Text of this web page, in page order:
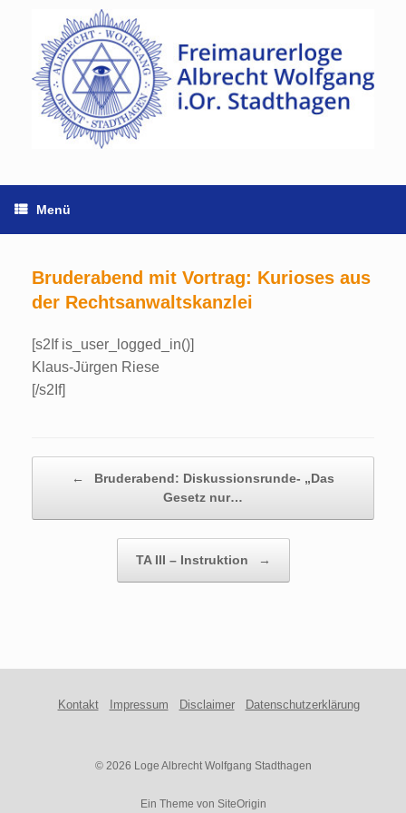
springen
Menü
Bruderabend mit Vortrag: Kurioses aus
der Rechtsanwaltskanzlei
[s2If is_user_logged_in()]
Klaus-Jürgen Riese
[/s2If]
←
Bruderabend: Diskussionsrunde- „Das
Gesetz nur…
TA III – Instruktion →
Kontakt Impressum Disclaimer Datenschutzerklärung
© 2026 Loge Albrecht Wolfgang Stadthagen
Ein Theme von SiteOrigin